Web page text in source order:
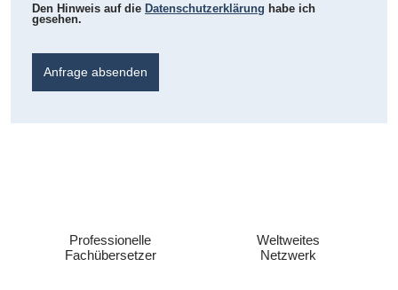
Den Hinweis auf die Datenschutzerklärung habe ich
gesehen.
Anfrage absenden
Professionelle
Fachübersetzer
Weltweites
Netzwerk